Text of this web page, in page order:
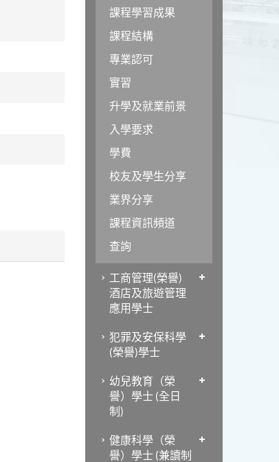
課程學習成果
課程結構
專業認可
實習
升學及就業前景
入學要求
學費
校友及學生分享
業界分享
課程資訊頻道
查詢
工商管理(榮譽)
酒店及旅遊管理
應用學士
犯罪及安保科學
(榮譽)學士
幼兒教育（榮
譽）學士 (全日
制)
健康科學（榮
譽）學士 (兼讀制